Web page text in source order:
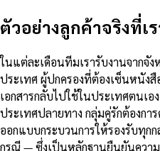
ตัวอย่างลูกค้าจริงที่เ
ในแต่ละเดือนทีมเรารับงานจากจั
ประเทศ ผู้ปกครองที่ต้องเซ็นหนัง
เอกสารกลับไปใช้ในประเทศตนเ
ประเทศปลายทาง กลุ่มคู่รักต้องกา
ออกแบบกระบวนการให้รองรับทุก
กรณี — ซึ่งเป็นหลักฐานยืนยันความ